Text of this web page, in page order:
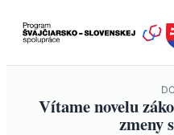
Vítame novelu
zmeny